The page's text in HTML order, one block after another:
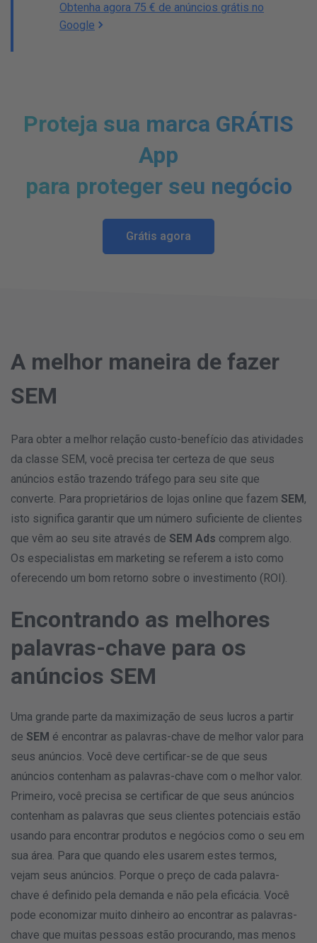
Obtenha agora 75 € de anúncios grátis no
Google
Proteja sua marca GRÁTIS
App
para proteger seu negócio
Grátis agora
A melhor maneira de fazer
SEM
Para obter a melhor relação custo-benefício das atividades
da classe SEM, você precisa ter certeza de que seus
anúncios estão trazendo tráfego para seu site que
converte. Para proprietários de lojas online que fazem SEM,
isto significa garantir que um número suficiente de clientes
que vêm ao seu site através de SEM Ads comprem algo.
Os especialistas em marketing se referem a isto como
oferecendo um bom retorno sobre o investimento (ROI).
Encontrando as melhores
palavras-chave para os
anúncios SEM
Uma grande parte da maximização de seus lucros a partir
de SEM é encontrar as palavras-chave de melhor valor para
seus anúncios. Você deve certificar-se de que seus
anúncios contenham as palavras-chave com o melhor valor.
Primeiro, você precisa se certificar de que seus anúncios
contenham as palavras que seus clientes potenciais estão
usando para encontrar produtos e negócios como o seu em
sua área. Para que quando eles usarem estes termos,
vejam seus anúncios. Porque o preço de cada palavra-
chave é definido pela demanda e não pela eficácia. Você
pode economizar muito dinheiro ao encontrar as palavras-
chave que muitas pessoas estão procurando, mas menos